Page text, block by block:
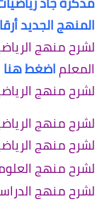
المنهج الجديد
لشرح منهج
المعلماضغط هنا
لشرح منهج
لشرح منهج
لشرح منهج
لشرح منهج
لشرح منهج